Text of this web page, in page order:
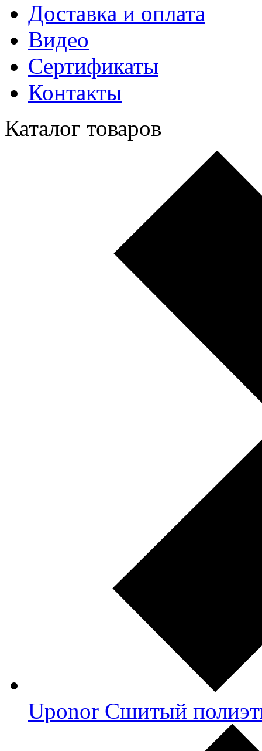
Доставка и оплата
Видео
Сертификаты
Контакты
Каталог товаров
Uponor Сшитый